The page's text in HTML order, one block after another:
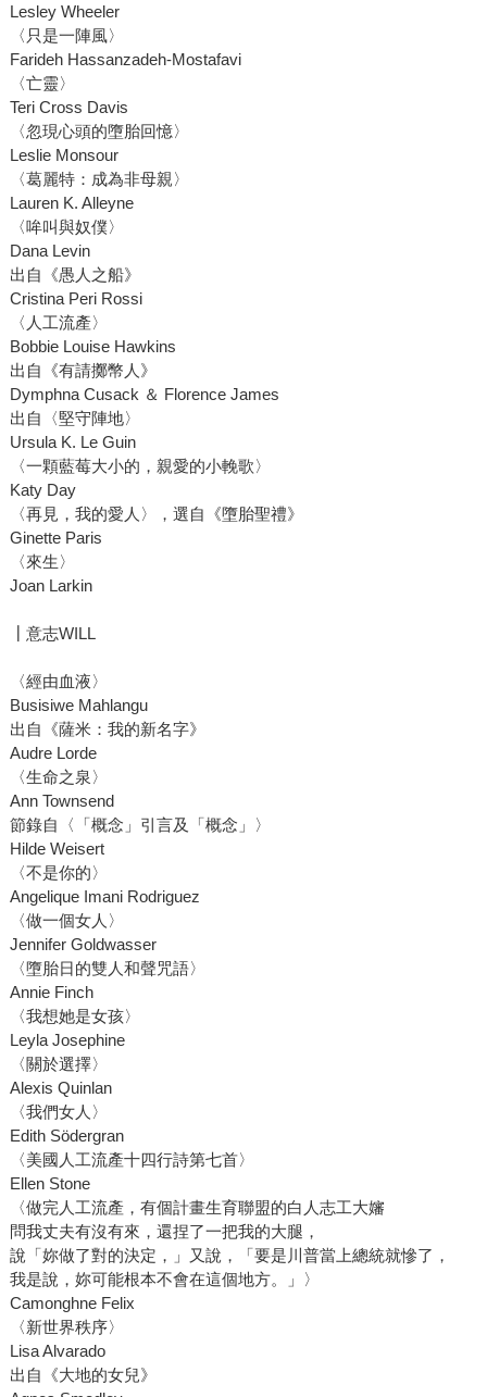
Lesley Wheeler
〈只是一陣風〉
Farideh Hassanzadeh-Mostafavi
〈亡靈〉
Teri Cross Davis
〈忽現心頭的墮胎回憶〉
Leslie Monsour
〈葛麗特：成為非母親〉
Lauren K. Alleyne
〈哞叫與奴僕〉
Dana Levin
出自《愚人之船》
Cristina Peri Rossi
〈人工流產〉
Bobbie Louise Hawkins
出自《有請擲幣人》
Dymphna Cusack ＆ Florence James
出自〈堅守陣地〉
Ursula K. Le Guin
〈一顆藍莓大小的，親愛的小輓歌〉
Katy Day
〈再見，我的愛人〉，選自《墮胎聖禮》
Ginette Paris
〈來生〉
Joan Larkin
┃意志WILL
〈經由血液〉
Busisiwe Mahlangu
出自《薩米：我的新名字》
Audre Lorde
〈生命之泉〉
Ann Townsend
節錄自〈「概念」引言及「概念」〉
Hilde Weisert
〈不是你的〉
Angelique Imani Rodriguez
〈做一個女人〉
Jennifer Goldwasser
〈墮胎日的雙人和聲咒語〉
Annie Finch
〈我想她是女孩〉
Leyla Josephine
〈關於選擇〉
Alexis Quinlan
〈我們女人〉
Edith Södergran
〈美國人工流產十四行詩第七首〉
Ellen Stone
〈做完人工流產，有個計畫生育聯盟的白人志工大嬸
問我丈夫有沒有來，還捏了一把我的大腿，
說「妳做了對的決定，」又說，「要是川普當上總統就慘了，
我是說，妳可能根本不會在這個地方。」〉
Camonghne Felix
〈新世界秩序〉
Lisa Alvarado
出自《大地的女兒》